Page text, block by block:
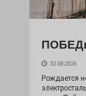
02.08.2026
Рождается